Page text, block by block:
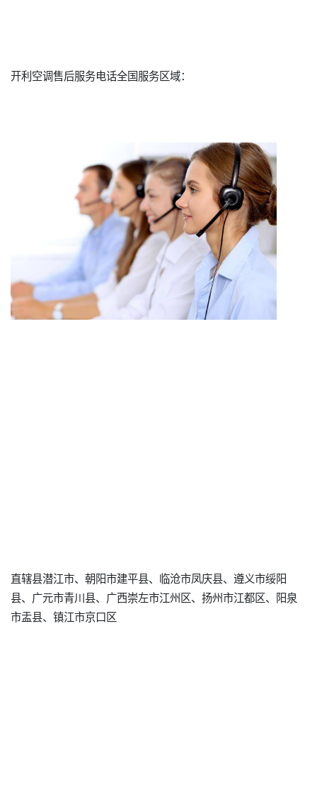
开利空调售后服务电话全国服务区域：
直辖县潜江市、朝阳市建平县、临沧市凤庆县、遵义市绥阳
县、广元市青川县、广西崇左市江州区、扬州市江都区、阳泉
市盂县、镇江市京口区